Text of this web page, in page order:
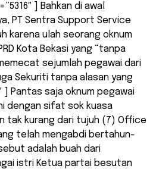
] Bahkan di awal
PT Sentra Support Service
karena ulah seorang oknum
Kota Bekasi yang “tanpa
sejumlah pegawai dari
Sekuriti tanpa alasan yang
] Pantas saja oknum pegawai
dengan sifat sok kuasa
tak kurang dari tujuh (7) Office
telah mengabdi bertahun-
adalah buah dari
istri Ketua partai besutan